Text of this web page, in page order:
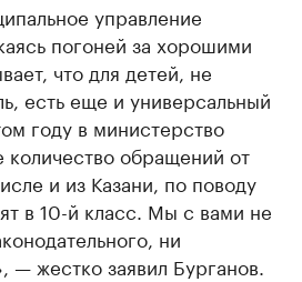
управление
погоней за хорошими
что для детей, не
есть еще и универсальный
году в министерство
количество обращений от
и из Казани, по поводу
в 10-й класс. Мы с вами не
ни
— жестко заявил Бурганов.